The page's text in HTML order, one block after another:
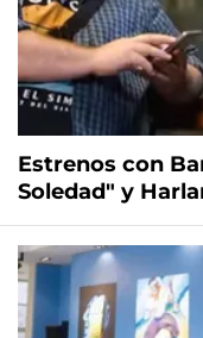
Estrenos con
Soledad" y